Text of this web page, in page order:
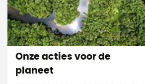
Onze acties voor de
planeet